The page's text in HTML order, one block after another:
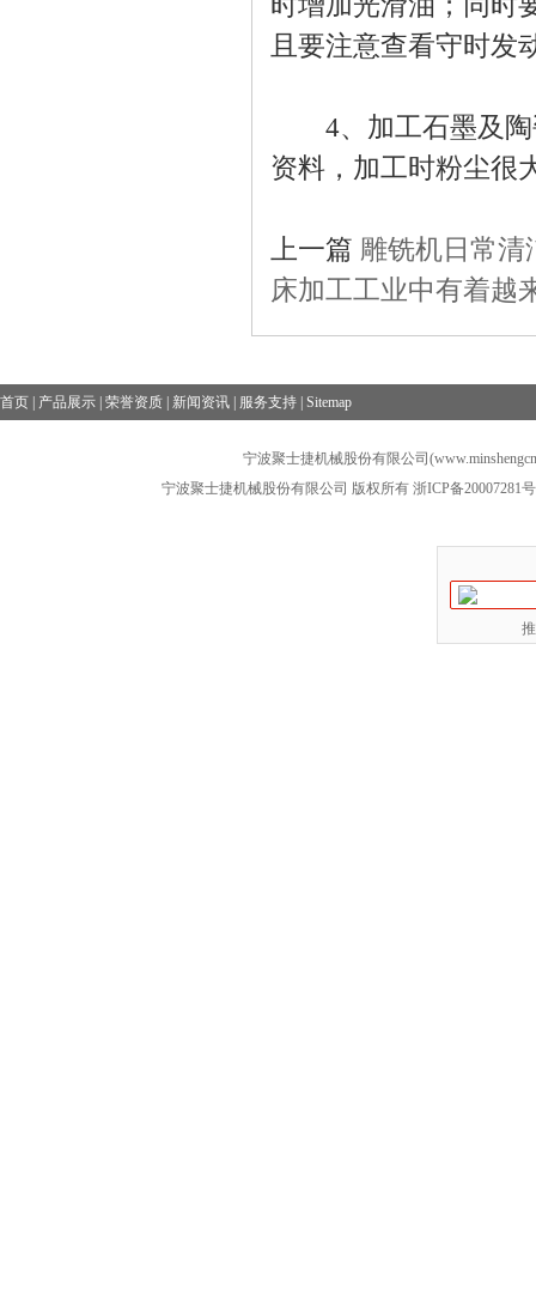
且要注意查看守时发
4、加工石墨及陶
资料，加工时粉尘很
上一篇 雕铣机日常清
床加工工业中有着越
首页 产品展示 荣誉资质 新闻资讯 服务支持 Sitemap
宁波聚士捷机械股份有限公司
宁波聚士捷机械股份有限公司 版权所有 浙ICP备20007281